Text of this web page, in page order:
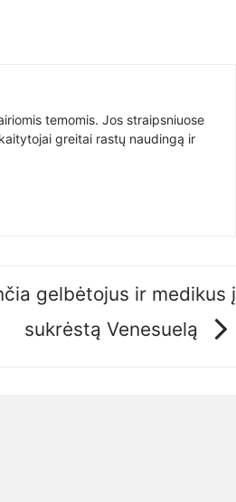
temomis. Jos straipsniuose
greitai rastų naudingą ir
gelbėtojus ir medikus į
sukrėstą Venesuelą